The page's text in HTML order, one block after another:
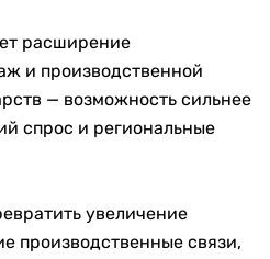
расширение
и производственной
— возможность сильнее
спрос и региональные
увеличение
производственные связи,